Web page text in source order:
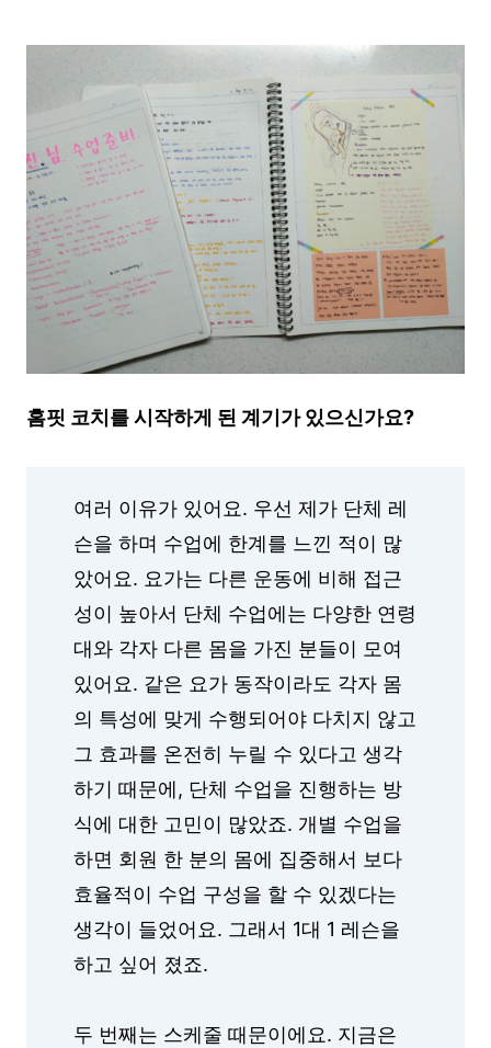
홈핏 코치를 시작하게 된 계기가 있으신가요?
여러 이유가 있어요. 우선 제가 단체 레
슨을 하며 수업에 한계를 느낀 적이 많
았어요. 요가는 다른 운동에 비해 접근
성이 높아서 단체 수업에는 다양한 연령
대와 각자 다른 몸을 가진 분들이 모여
있어요. 같은 요가 동작이라도 각자 몸
의 특성에 맞게 수행되어야 다치지 않고
그 효과를 온전히 누릴 수 있다고 생각
하기 때문에, 단체 수업을 진행하는 방
식에 대한 고민이 많았죠. 개별 수업을
하면 회원 한 분의 몸에 집중해서 보다
효율적이 수업 구성을 할 수 있겠다는
생각이 들었어요. 그래서 1대 1 레슨을
하고 싶어 졌죠.
두 번째는 스케줄 때문이에요. 지금은